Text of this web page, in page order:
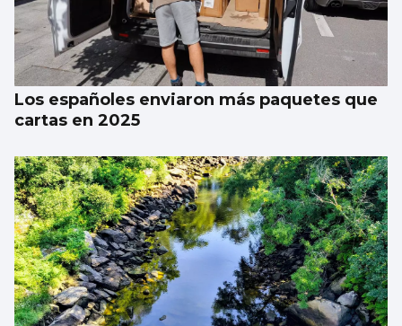
NATACIÓN ARTÍSTICA
Iris Tió consigue la medalla de oro en solo
técnico del Europeo de París
Los españoles enviaron más paquetes que
cartas en 2025